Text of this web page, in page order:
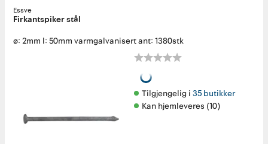
Essve
Firkantspiker stål
ø: 2mm l: 50mm varmgalvanisert ant: 1380stk
Tilgjengelig i 35 butikker
Kan hjemleveres (10)